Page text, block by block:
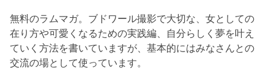
無料のラムマガ。ブドワール撮影で大切な、女としての
在り方や可愛くなるための実践編、自分らしく夢を叶え
ていく方法を書いていますが、基本的にはみなさんとの
交流の場として使っています。